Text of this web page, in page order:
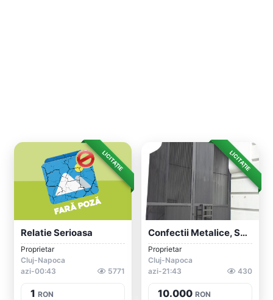
LICITAȚIE
Relatie Serioasa
Proprietar
Cluj-Napoca
azi-00:43
5771
1 RON
LICITAȚIE
Confectii Metalice, Scari Metal Lemn, Po...
Proprietar
Cluj-Napoca
azi-21:43
430
10.000 RON